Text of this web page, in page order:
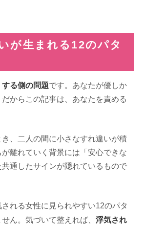
が生まれる12のパタ
る側の問題です。あなたが優しか
からこの記事は、あなたを責める
、二人の間に小さなすれ違いが積
離れていく背景には「安心できな
通したサインが隠れているもので
れる女性に見られやすい12のパタ
ん。気づいて整えれば、 浮気され